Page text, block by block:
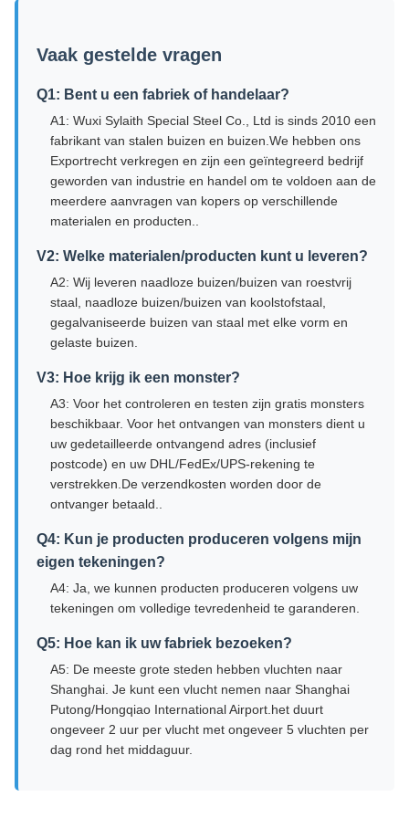
Vaak gestelde vragen
Q1: Bent u een fabriek of handelaar?
A1: Wuxi Sylaith Special Steel Co., Ltd is sinds 2010 een
fabrikant van stalen buizen en buizen.We hebben ons
Exportrecht verkregen en zijn een geïntegreerd bedrijf
geworden van industrie en handel om te voldoen aan de
meerdere aanvragen van kopers op verschillende
materialen en producten..
V2: Welke materialen/producten kunt u leveren?
A2: Wij leveren naadloze buizen/buizen van roestvrij
staal, naadloze buizen/buizen van koolstofstaal,
gegalvaniseerde buizen van staal met elke vorm en
gelaste buizen.
V3: Hoe krijg ik een monster?
A3: Voor het controleren en testen zijn gratis monsters
beschikbaar. Voor het ontvangen van monsters dient u
uw gedetailleerde ontvangend adres (inclusief
postcode) en uw DHL/FedEx/UPS-rekening te
verstrekken.De verzendkosten worden door de
ontvanger betaald..
Q4: Kun je producten produceren volgens mijn
eigen tekeningen?
A4: Ja, we kunnen producten produceren volgens uw
tekeningen om volledige tevredenheid te garanderen.
Q5: Hoe kan ik uw fabriek bezoeken?
A5: De meeste grote steden hebben vluchten naar
Shanghai. Je kunt een vlucht nemen naar Shanghai
Putong/Hongqiao International Airport.het duurt
ongeveer 2 uur per vlucht met ongeveer 5 vluchten per
dag rond het middaguur.